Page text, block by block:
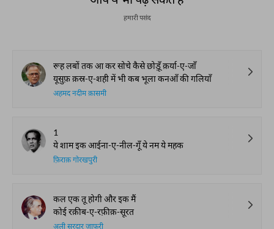
हमारी पसंद
रूह लबों तक आ कर सोचे कैसे छोड़ूँ क़र्या-ए-जाँ
यूसुफ़ क़स्र-ए-शही में भी कब भूला कनआँ की गलियाँ
अहमद नदीम क़ासमी
1
ये शाम इक आईना-ए-नील-गूँ ये नम ये महक
फ़िराक़ गोरखपुरी
कल एक तू होगी और इक मैं
कोई रक़ीब-ए-रफ़ीक़-सूरत